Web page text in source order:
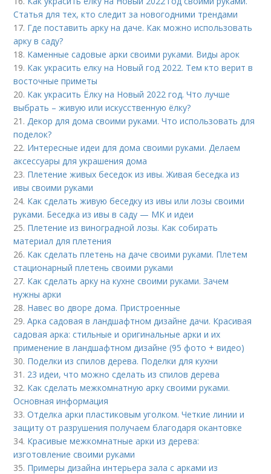
Статья для тех, кто следит за новогодними трендами
17. Где поставить арку на даче. Как можно использовать
арку в саду?
18. Каменные садовые арки своими руками. Виды арок
19. Как украсить елку на Новый год 2022. Тем кто верит в
восточные приметы
20. Как украсить Ёлку на Новый 2022 год. Что лучше
выбрать – живую или искусственную ёлку?
21. Декор для дома своими руками. Что использовать для
поделок?
22. Интересные идеи для дома своими руками. Делаем
аксессуары для украшения дома
23. Плетение живых беседок из ивы. Живая беседка из
ивы своими руками
24. Как сделать живую беседку из ивы или лозы своими
руками. Беседка из ивы в саду — МК и идеи
25. Плетение из виноградной лозы. Как собирать
материал для плетения
26. Как сделать плетень на даче своими руками. Плетем
стационарный плетень своими руками
27. Как сделать арку на кухне своими руками. Зачем
нужны арки
28. Навес во дворе дома. Пристроенные
29.Арка садовая в ландшафтном дизайне дачи. Красивая
садовая арка: стильные и оригинальные арки и их
применение в ландшафтном дизайне (95 фото + видео)
30. Поделки из спилов дерева. Поделки для кухни
31. 23 идеи, что можно сделать из спилов дерева
32. Как сделать межкомнатную арку своими руками.
Основная информация
33.Отделка арки пластиковым уголком. Четкие линии и
защиту от разрушения получаем благодаря окантовке
34. Красивые межкомнатные арки из дерева:
изготовление своими руками
35. Примеры дизайна интерьера зала с арками из